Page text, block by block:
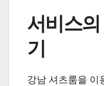
서비스
기
강남 셔츠룸을 이